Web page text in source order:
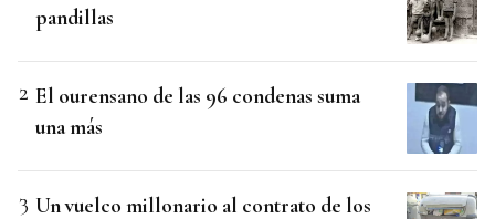
pandillas
El ourensano de las 96 condenas suma
una más
Un vuelco millonario al contrato de los